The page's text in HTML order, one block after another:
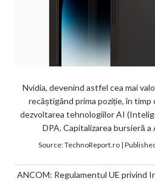
Nvidia, devenind astfel cea mai
recâștigând prima poziție, în
dezvoltarea tehnologiilor AI
DPA. Capitalizarea bursieră a
Source:TechnoReport.ro|
ANCOM: Regulamentul UE privind